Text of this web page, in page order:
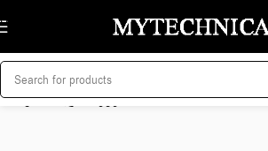
Skip to navigation
Skip to main content
მთავარი/პლანშეტები